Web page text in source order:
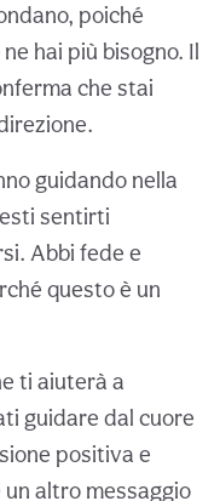
poiché
hai più bisogno. Il
che stai
guidando nella
sentirti
Abbi fede e
questo è un
ti aiuterà a
guidare dal cuore
positiva e
altro messaggio